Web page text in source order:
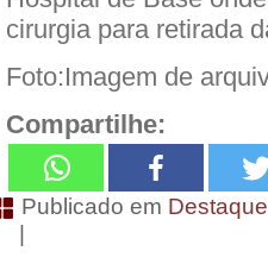
cirurgia para retirada
Foto:Imagem de
Compartilhe:
Publicado em
|